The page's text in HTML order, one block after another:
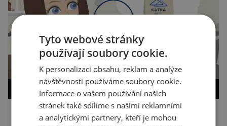
Kopírovat odkaz
Tyto webové stránky
používají soubory cookie.
K personalizaci obsahu, reklam a analýze
návštěvnosti používáme soubory cookie.
Informace o vašem používání našich
stránek také sdílíme s našimi reklamními
a analytickými partnery, kteří je mohou